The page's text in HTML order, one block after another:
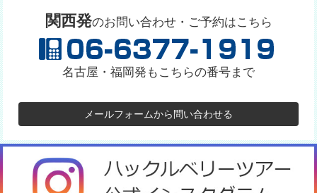
関西発のお問い合わせ・ご予約はこちら
名古屋・福岡発もこちらの番号まで
メールフォームから問い合わせる